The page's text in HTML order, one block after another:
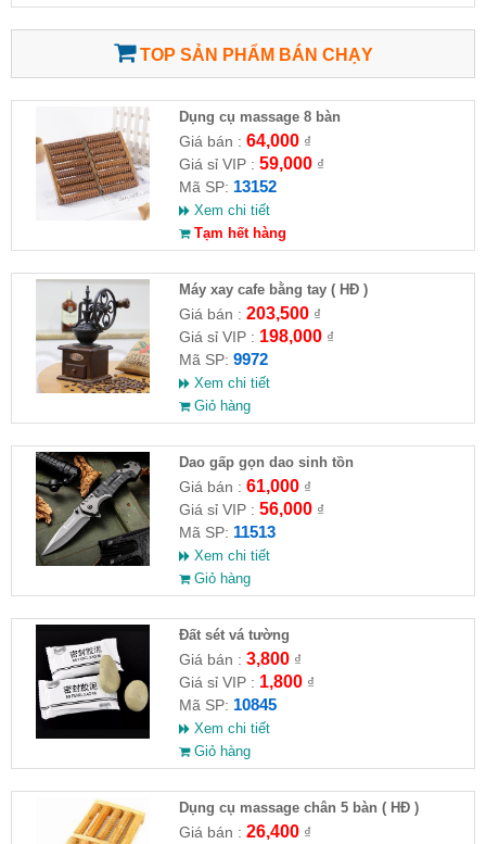
TOP SẢN PHẨM BÁN CHẠY
Dụng cụ massage 8 bàn
Giá bán : 64,000₫
Giá sỉ VIP : 59,000₫
Mã SP: 13152
Xem chi tiết
Tạm hết hàng
Máy xay cafe bằng tay ( HĐ )
Giá bán : 203,500₫
Giá sỉ VIP : 198,000₫
Mã SP: 9972
Xem chi tiết
Giỏ hàng
Dao gấp gọn dao sinh tồn
Giá bán : 61,000₫
Giá sỉ VIP : 56,000₫
Mã SP: 11513
Xem chi tiết
Giỏ hàng
Đất sét vá tường
Giá bán : 3,800₫
Giá sỉ VIP : 1,800₫
Mã SP: 10845
Xem chi tiết
Giỏ hàng
Dụng cụ massage chân 5 bàn ( HĐ )
Giá bán : 26,400₫